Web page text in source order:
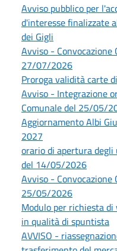
Avviso pubblico per
d'interesse finalizzate
dei Gigli
Avviso - Convocazione
27/07/2026
Proroga validità carte
Avviso - Integrazione
Comunale del 25/05/
Aggiornamento Albi
2027
orario di apertura
del 14/05/2026
Avviso - Convocazione
25/05/2026
Modulo per richiesta
in qualità di spuntista
AVVISO -